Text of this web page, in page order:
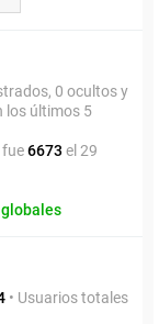
0 ocultos y
los últimos 5
6673 el 29
• Usuarios totales